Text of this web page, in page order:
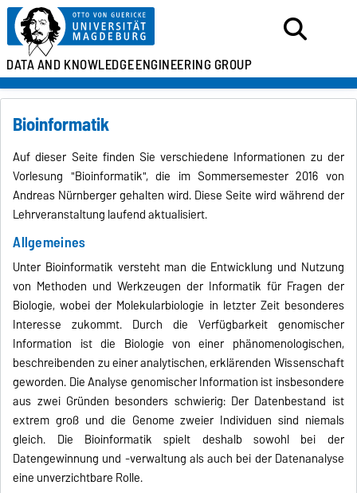
DATA AND KNOWLEDGEENGINEERING GROUP
Bioinformatik
Auf dieser Seite finden Sie verschiedene Informationen zu der
Vorlesung "Bioinformatik", die im Sommersemester 2016 von
Andreas Nürnberger gehalten wird. Diese Seite wird während der
Lehrveranstaltung laufend aktualisiert.
Allgemeines
Unter Bioinformatik versteht man die Entwicklung und Nutzung
von Methoden und Werkzeugen der Informatik für Fragen der
Biologie, wobei der Molekularbiologie in letzter Zeit besonderes
Interesse zukommt. Durch die Verfügbarkeit genomischer
Information ist die Biologie von einer phänomenologischen,
beschreibenden zu einer analytischen, erklärenden Wissenschaft
geworden. Die Analyse genomischer Information ist insbesondere
aus zwei Gründen besonders schwierig: Der Datenbestand ist
extrem groß und die Genome zweier Individuen sind niemals
gleich. Die Bioinformatik spielt deshalb sowohl bei der
Datengewinnung und -verwaltung als auch bei der Datenanalyse
eine unverzichtbare Rolle.